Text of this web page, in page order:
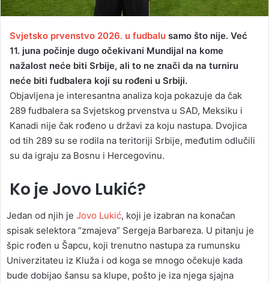
Svjetsko prvenstvo 2026. u fudbalu samo što nije. Već
11. juna počinje dugo očekivani Mundijal na kome
nažalost neće biti Srbije, ali to ne znači da na turniru
neće biti fudbalera koji su rođeni u Srbiji.
Objavljena je interesantna analiza koja pokazuje da čak
289 fudbalera sa Svjetskog prvenstva u SAD, Meksiku i
Kanadi nije čak rođeno u državi za koju nastupa. Dvojica
od tih 289 su se rodila na teritoriji Srbije, međutim odlučili
su da igraju za Bosnu i Hercegovinu.
Ko je Jovo Lukić?
Jedan od njih jeJovo Lukić, koji je izabran na konačan
spisak selektora “zmajeva” Sergeja Barbareza. U pitanju je
špic rođen u Šapcu, koji trenutno nastupa za rumunsku
Univerzitateu iz Kluža i od koga se mnogo očekuje kada
bude dobijao šansu sa klupe, pošto je iza njega sjajna